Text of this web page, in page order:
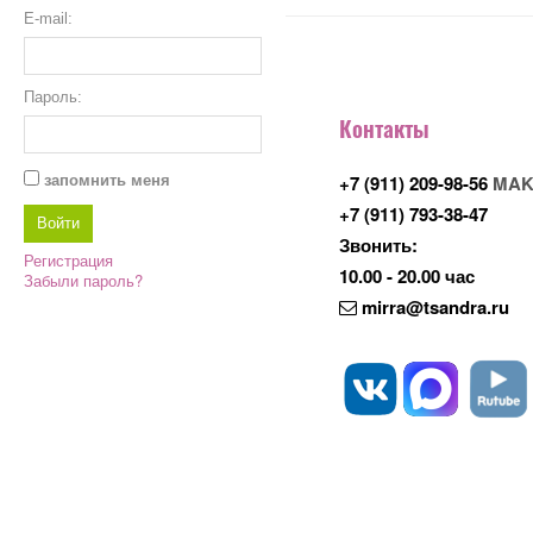
E-mail:
Пароль:
запомнить меня
Регистрация
Забыли пароль?
Контакты
+7 (911) 209-98-56
+7 (911) 793-38-47
Звонить:
10.00 - 20.00 час
mirra@tsandra.ru